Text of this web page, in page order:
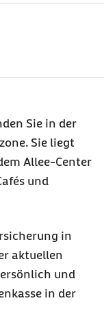
Sie in der
Sie liegt
Allee-Center
und
in
aktuellen
und
in der